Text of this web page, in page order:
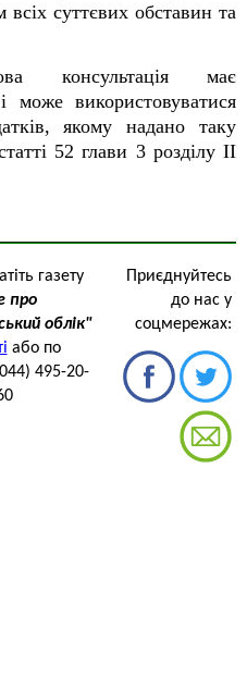
всіх суттєвих обставин та
консультація має
може використовуватися
якому надано таку
52глави 3 розділу ІІ
газету
про
облік"
або по
495-20-
Приєднуйтесь
до нас у
соцмережах: